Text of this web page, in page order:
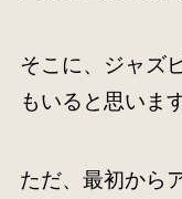
そこに、ジャズ
もいると思います
ただ、最初から